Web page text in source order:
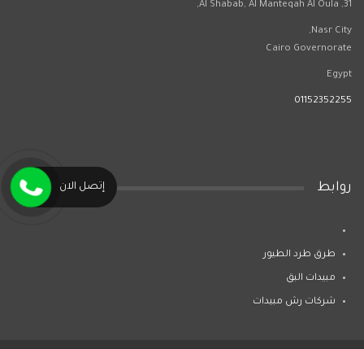
31, Al Shabab, Al Manteqah Al Oula,
Nasr City,
Cairo Governorate
Egypt
01152352255
روابط
طرق طرد الطيور
مبيدات البق
شركات رش مبيدات
إتصل الان